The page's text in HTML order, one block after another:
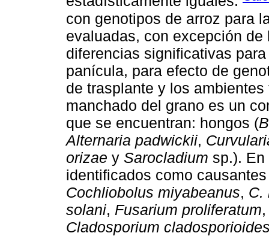
con genotipos de arroz para
evaluadas, con excepción
diferencias significativas
panícula, para efecto de
de trasplante y los
manchado del grano es un
que se encuentran: hongos (
Alternaria padwickii,
orizae y Sarocladium sp.).
identificados como
Cochliobolus miyabeanus, C.
solani, Fusarium proliferatum
Cladosporium